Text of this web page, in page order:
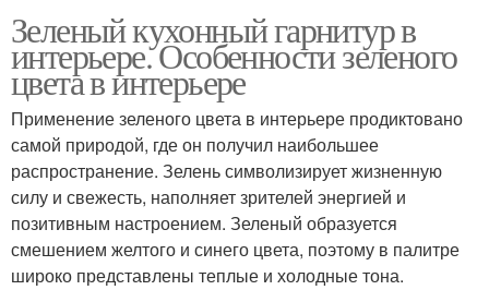
Зеленый кухонный гарнитур в
интерьере. Особенности зеленого
цвета в интерьере
Применение зеленого цвета в интерьере продиктовано
самой природой, где он получил наибольшее
распространение. Зелень символизирует жизненную
силу и свежесть, наполняет зрителей энергией и
позитивным настроением. Зеленый образуется
смешением желтого и синего цвета, поэтому в палитре
широко представлены теплые и холодные тона.